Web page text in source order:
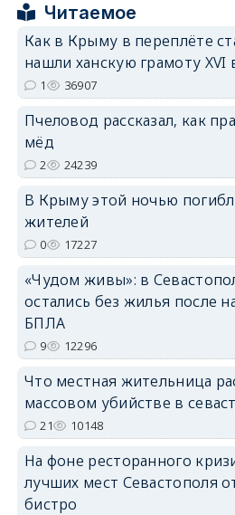
Читаемое
Как в Крыму в переплёте
нашли ханскую грамоту XVI
1 36907
Пчеловод рассказал, как
мёд
2 24239
В Крыму этой ночью
жителей
0 17227
«Чудом живы»: в
остались без жилья после
БПЛА
9 12296
Что местная жительница
массовом убийстве в
21 10148
На фоне ресторанного
лучших мест Севастополя
бистро